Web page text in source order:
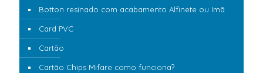
Botton resinado com acabamento Alfinete ou Imã
Card PVC
Cartão
Cartão Chips Mifare como funciona?